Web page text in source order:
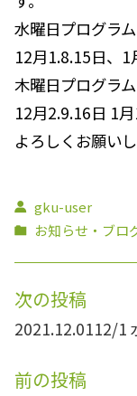
水曜日プログラム
12月1.8.15日、
木曜日プログラム
12月2.9.16日 1
よろしくお願いし
gku-user
お知らせ・ブロ
次の投稿
2021.12.0112/1
前の投稿